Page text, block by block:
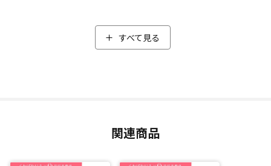
はき続けることでスリムを目指せる」をコンセプトに作られ
た「くわばたりえ×芦屋美整体 骨盤ショーツ エアー プ
すべて見る
関連商品